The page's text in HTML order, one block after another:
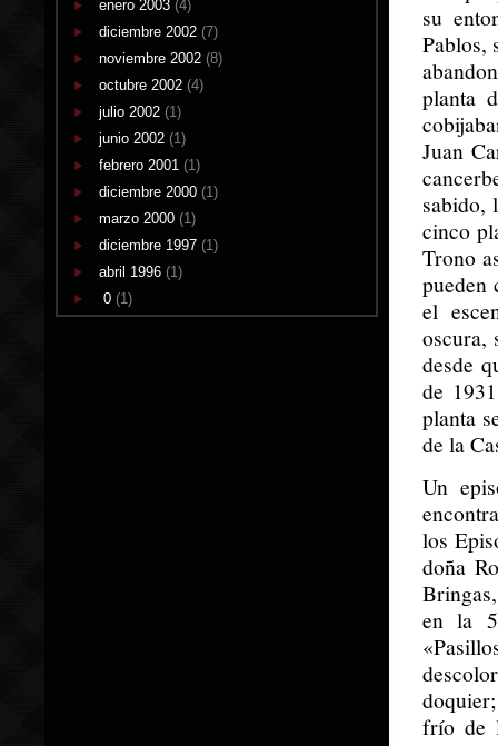
enero 2003 (4)
diciembre 2002 (7)
noviembre 2002 (8)
octubre 2002 (4)
julio 2002 (1)
junio 2002 (1)
febrero 2001 (1)
diciembre 2000 (1)
marzo 2000 (1)
diciembre 1997 (1)
abril 1996 (1)
0 (1)
su
Pablos,
planta
Juan
sabido,
cinco
Trono
pueden
el
oscura,
desde
de
planta
de la
Un
los
doña
en la
frío de